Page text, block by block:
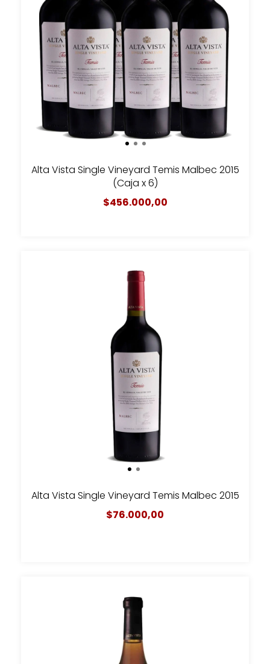
Alta Vista Single Vineyard Temis Malbec 2015
(Caja x 6)
$456.000,00
Alta Vista Single Vineyard Temis Malbec 2015
$76.000,00